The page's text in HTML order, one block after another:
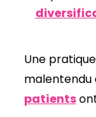
Une
patients